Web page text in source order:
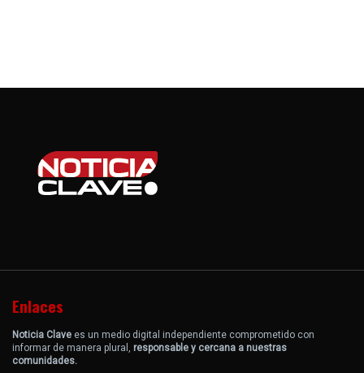
Enlaces
Noticia Clave es un medio digital independiente comprometido con
informar de manera plural, responsable y cercana a nuestras
comunidades.